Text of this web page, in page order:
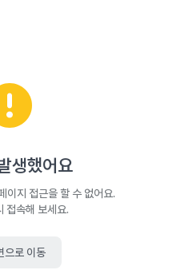
생했어요
이지 접근을 할 수 없어요.
접속해 보세요.
으로 이동